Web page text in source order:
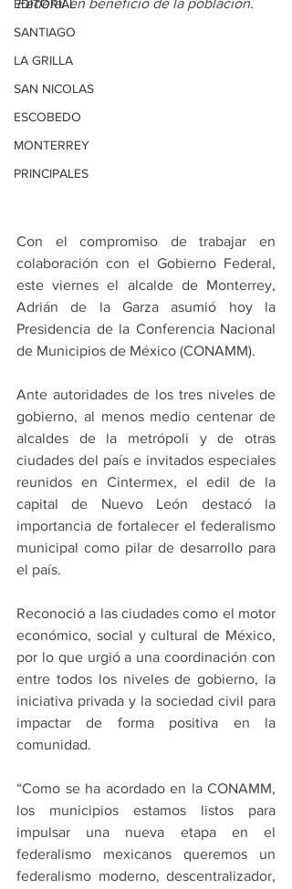
EDITORIAL
SANTIAGO
LA GRILLA
SAN NICOLAS
ESCOBEDO
MONTERREY
PRINCIPALES
Federal en beneficio de la población.
Con el compromiso de trabajar en
colaboración con el Gobierno Federal,
este viernes el alcalde de Monterrey,
Adrián de la Garza asumió hoy la
Presidencia de la Conferencia Nacional
de Municipios de México (CONAMM).
Ante autoridades de los tres niveles de
gobierno, al menos medio centenar de
alcaldes de la metrópoli y de otras
ciudades del país e invitados especiales
reunidos en Cintermex, el edil de la
capital de Nuevo León destacó la
importancia de fortalecer el federalismo
municipal como pilar de desarrollo para
el país.
Reconoció a las ciudades como el motor
económico, social y cultural de México,
por lo que urgió a una coordinación con
entre todos los niveles de gobierno, la
iniciativa privada y la sociedad civil para
impactar de forma positiva en la
comunidad.
“Como se ha acordado en la CONAMM,
los municipios estamos listos para
impulsar una nueva etapa en el
federalismo mexicanos queremos un
federalismo moderno, descentralizador,